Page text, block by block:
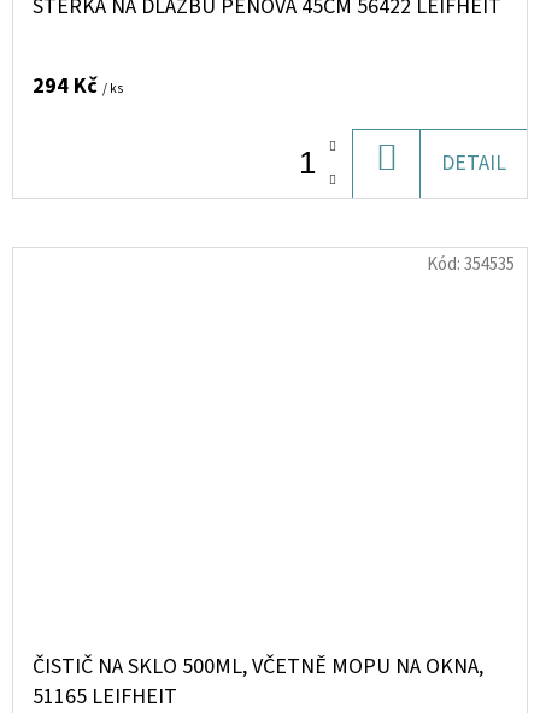
STĚRKA NA DLAŽBU PĚNOVÁ 45CM 56422 LEIFHEIT
294 Kč / ks
KOŠÍKU
DETAIL
ČISTIČ NA SKLO 500ML, VČETNĚ MOPU NA OKNA,
51165 LEIFHEIT
Kód:354535